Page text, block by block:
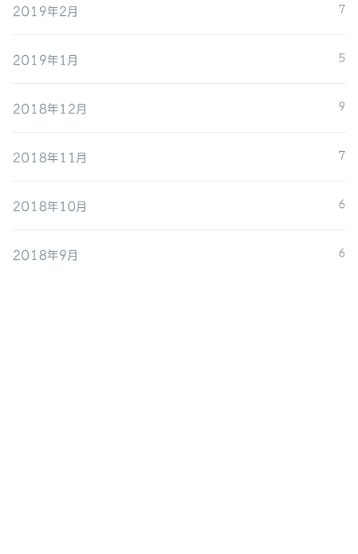
2019年2月 7
2019年1月 5
2018年12月 9
2018年11月 7
2018年10月 6
2018年9月 6